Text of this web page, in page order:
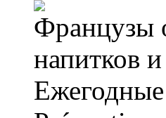
Французы
напитков